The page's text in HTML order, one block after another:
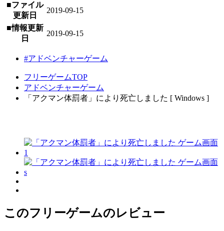
■ファイル
更新日
2019-09-15
■情報更新
日
2019-09-15
#アドベンチャーゲーム
フリーゲームTOP
アドベンチャーゲーム
「アクマン体罰者」により死亡しました [ Windows ]
このフリーゲームのレビュー